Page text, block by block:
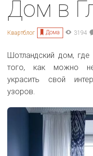
Дом в
Квартблог Дома 3194
Шотландский дом,
того, как можно
украсить свой
узоров.